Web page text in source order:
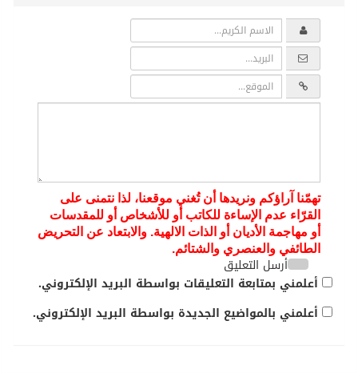
تهمّنا آراؤكم ونريدها أن تُغني موقعنا، لذا نتمنى على
القرّاء عدم الإساءة للكاتب أو للأشخاص أو للمقدسات
أو مهاجمة الأديان أو الذات الالهية. والابتعاد عن التحريض
الطائفي والعنصري والشتائم.
أرسل التعليق
أعلمني بمتابعة التعليقات بواسطة البريد الإلكتروني.
أعلمني بالمواضيع الجديدة بواسطة البريد الإلكتروني.